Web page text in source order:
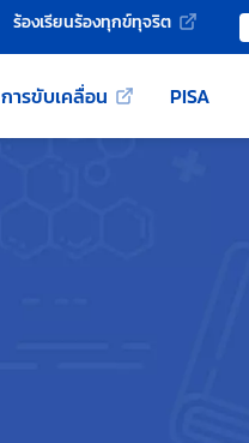
ร้องเรียนร้องทุกข์ทุจริต
การขับเคลื่อน PISA